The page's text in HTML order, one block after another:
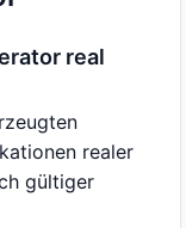
real
realer
gültiger